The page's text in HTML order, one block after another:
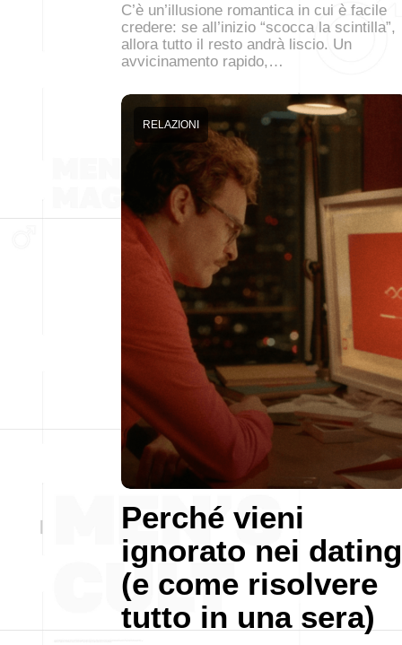
C’è un’illusione romantica in cui è facile
credere: se all’inizio “scocca la scintilla”,
allora tutto il resto andrà liscio. Un
avvicinamento rapido,…
Perché vieni
ignorato nei dating
(e come risolvere
tutto in una sera)
RELAZIONI